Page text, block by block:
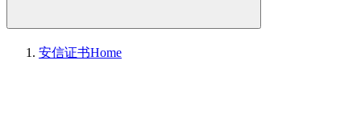
安信证书Home